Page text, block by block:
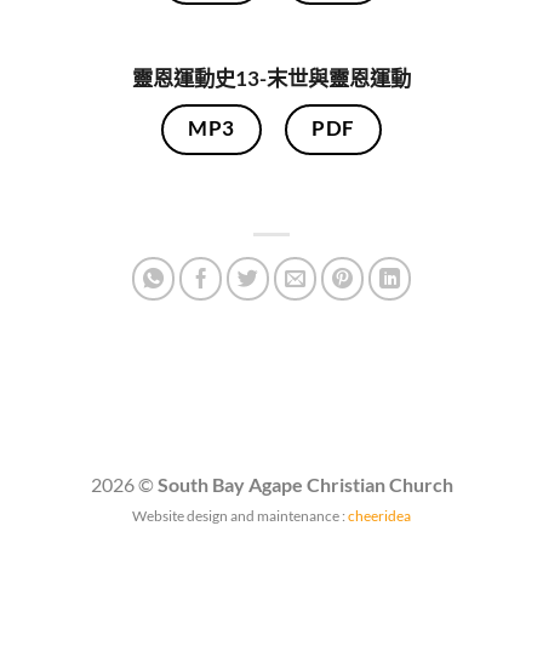
靈恩運動史13-末世與靈恩運動
MP3
PDF
2026 ©South Bay Agape Christian Church
Website design and maintenance : cheeridea